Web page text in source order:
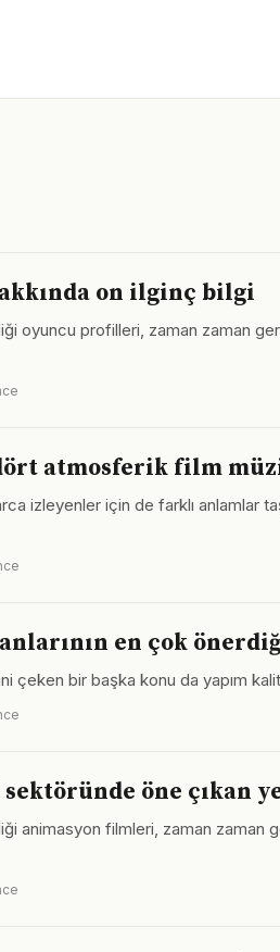
on ilginç bilgi
oyuncu profilleri, zaman zaman
atmosferik film
izleyenler için de farklı anlamlar
en çok
çeken bir başka konu da yapım
öne çıkan
animasyon filmleri, zaman zaman